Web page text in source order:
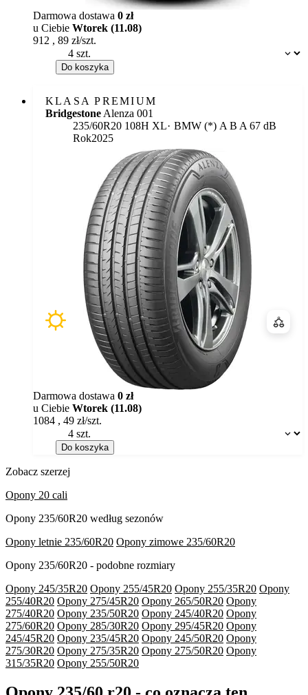
Dostępność:
Darmowa dostawa 0 zł
u Ciebie Wtorek (11.08)
912 , 89 zł/szt.
Do koszyka
KLASA PREMIUM
Bridgestone Alenza 001
235/60R20 108H XL
BMW (*) Etykieta:
A B A 67 dB
Rok2025
Dostępność:
Darmowa dostawa 0 zł
u Ciebie Wtorek (11.08)
1084 , 49 zł/szt.
Do koszyka
Zobacz szerzej
Opony 20 cali
Opony 235/60R20 według sezonów
Opony letnie 235/60R20 Opony zimowe 235/60R20
Opony 235/60R20 - podobne rozmiary
Opony 245/35R20 Opony 255/45R20 Opony 255/35R20 Opony
255/40R20 Opony 275/45R20 Opony 265/50R20 Opony
275/40R20 Opony 235/50R20 Opony 245/40R20 Opony
275/60R20 Opony 285/30R20 Opony 295/45R20 Opony
245/45R20 Opony 235/45R20 Opony 245/50R20 Opony
275/30R20 Opony 275/35R20 Opony 275/50R20 Opony
315/35R20 Opony 255/50R20